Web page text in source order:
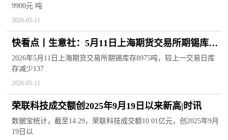
9900元 吨
2026-05-11
快看点丨生意社：5月11日上海期货交易所期锡库存
8975吨
2026年5月11日上海期货交易所期锡库存8975吨，较上一交易日库
存减少137
2026-05-11
荣联科技成交额创2025年9月19日以来新高|时讯
数据宝统计，截至14:29，荣联科技成交额10 01亿元，创2025年9月
19日以